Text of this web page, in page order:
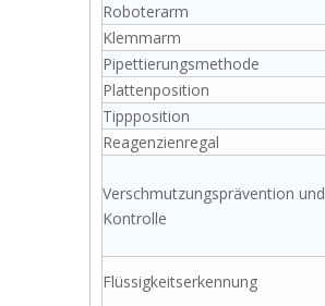
Roboterarm
Klemmarm
Pipettierungsmethode
Plattenposition
Tippposition
Reagenzienregal
Verschmutzungsprävention und
Kontrolle
Flüssigkeitserkennung